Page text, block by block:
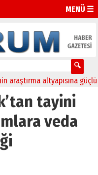
MENÜ ☰
altyapısına güçlü onay
tayini
veda